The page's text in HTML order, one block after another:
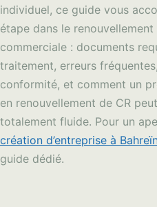
individuel, ce guide vous
étape dans le renouvellement
commerciale : documents
traitement, erreurs
conformité, et comment un
en renouvellement de CR
totalement fluide. Pour un
création d’entreprise à
guide dédié.